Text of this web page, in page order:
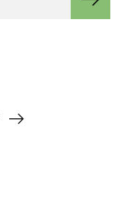
View